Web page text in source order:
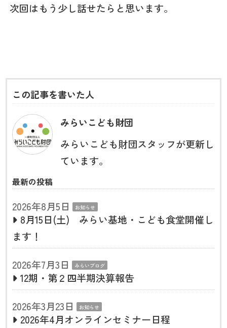
次回はもう少し話せたらと思います。
この記事を書いた人
みらいこども財団
みらいこども財団スタッフが更新し
ています。
最新の投稿
2026年8月5日 お知らせ
8月15日(土) みらい基地・こども食堂開催し
ます！
2026年7月3日
みらいブログ
12期・第２四半期決算報告
2026年3月23日
お知らせ
2026年4月オンラインセミナー日程